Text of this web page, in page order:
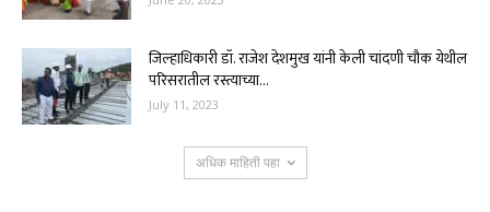
जिल्हाधिकारी डॉ. राजेश देशमुख यांनी केली चांदणी चौक येथील
परिसरातील रस्त्याच्या...
July 11, 2023
अधिक माहिती पहा